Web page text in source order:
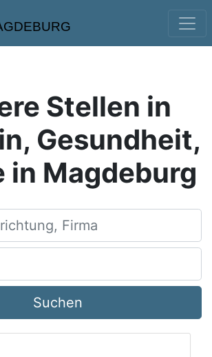
Stellen in
Gesundheit,
in Magdeburg
Firma
Suchen